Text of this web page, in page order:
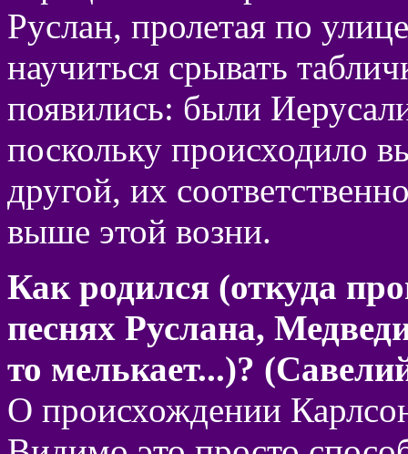
Руслан, пролетая по
научиться срывать
появились: были
поскольку происходило
другой, их
выше этой возни.
Как родился (откуда
песнях Руслана,
то мелькает...)?
О происхождении